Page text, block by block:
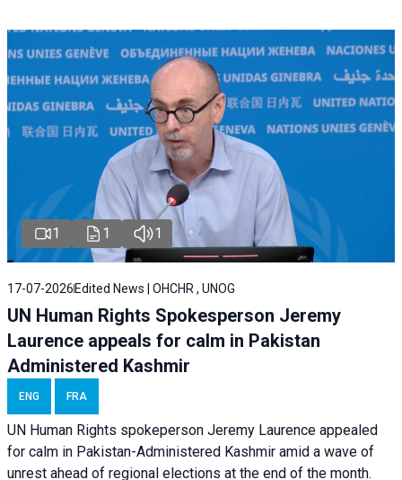
1 1 1
17-07-2026 Edited News | OHCHR , UNOG
UN Human Rights Spokesperson Jeremy
Laurence appeals for calm in Pakistan
Administered Kashmir
ENG FRA
UN Human Rights spokeperson Jeremy Laurence appealed
for calm in Pakistan-Administered Kashmir amid a wave of
unrest ahead of regional elections at the end of the month.